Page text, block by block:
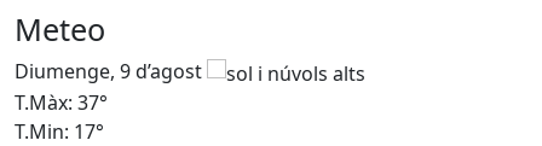
Meteo
Diumenge, 9 d’agost
T.Màx: 37°
T.Min: 17°